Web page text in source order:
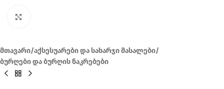
მთავარი/აქსესუარები და სახარჯი მასალები/
ბურღები და ბურღის ნაკრებები